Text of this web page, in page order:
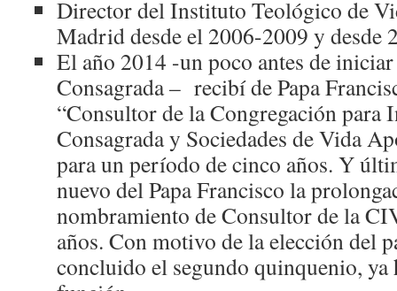
Director del Instituto Teológico de
Madrid desde el 2006-2009 y desde
El año 2014 -un poco antes de
Consagrada – recibí de Papa
“Consultor de la Congregación para
Consagrada y Sociedades de Vida
para un período de cinco años. Y
nuevo del Papa Francisco la
nombramiento de Consultor de la
años. Con motivo de la elección del
concluido el segundo quinquenio, ya